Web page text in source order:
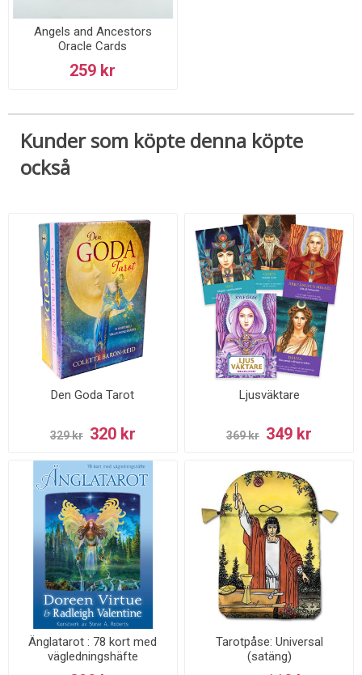
Angels and Ancestors
Oracle Cards
259 kr
Kunder som köpte denna köpte
också
Den Goda Tarot
329 kr 320 kr
Ljusväktare
369 kr 349 kr
Änglatarot : 78 kort med
vägledningshäfte
Tarotpåse: Universal
(satäng)